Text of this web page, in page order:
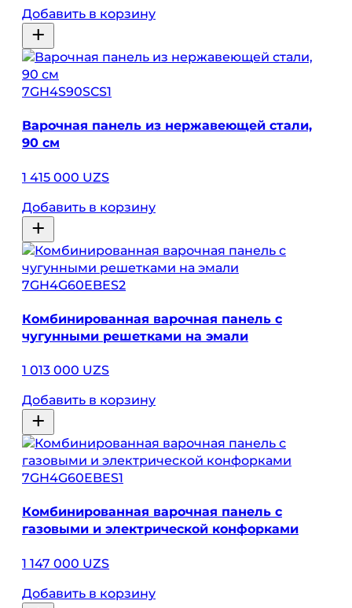
Добавить в корзину
7GH4S90SCS1
Варочная панель из нержавеющей стали,
90 см
1 415 000 UZS
Добавить в корзину
7GH4G60EBES2
Комбинированная варочная панель с
чугунными решетками на эмали
1 013 000 UZS
Добавить в корзину
7GH4G60EBES1
Комбинированная варочная панель с
газовыми и электрической конфорками
1 147 000 UZS
Добавить в корзину